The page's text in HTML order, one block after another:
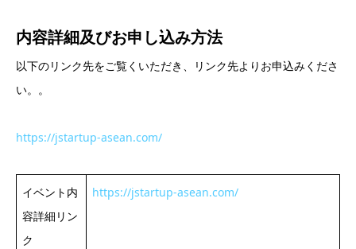
内容詳細及びお申し込み方法
以下のリンク先をご覧くいただき、リンク先よりお申込みくださ
い。。
https://jstartup-asean.com/
イベント内
容詳細リン
ク
https://jstartup-asean.com/